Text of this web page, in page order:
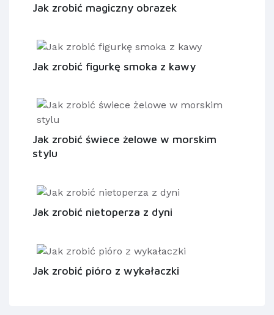
Jak zrobić magiczny obrazek
Jak zrobić figurkę smoka z kawy
Jak zrobić świece żelowe w morskim
stylu
Jak zrobić nietoperza z dyni
Jak zrobić pióro z wykałaczki